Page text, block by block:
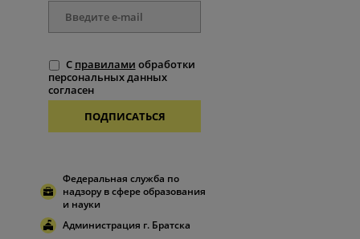
С правилами обработки
персональных данных
согласен
ПОДПИСАТЬСЯ
Федеральная служба по
надзору в сфере образования
и науки
Администрация г. Братска